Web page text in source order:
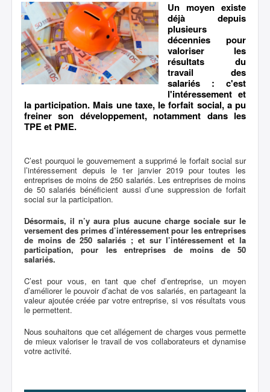
Un moyen existe
déjà depuis
plusieurs
décennies pour
valoriser les
résultats du
travail des
salariés : c'est
l'intéressement et
la participation. Mais une taxe, le forfait social, a pu
freiner son développement, notamment dans les
TPE et PME.
C’est pourquoi le gouvernement a supprimé le forfait social sur
l’intéressement depuis le 1er janvier 2019 pour toutes les
entreprises de moins de 250 salariés. Les entreprises de moins
de 50 salariés bénéficient aussi d’une suppression de forfait
social sur la participation.
Désormais, il n’y aura plus aucune charge sociale sur le
versement des primes d’intéressement pour les entreprises
de moins de 250 salariés ; et sur l’intéressement et la
participation, pour les entreprises de moins de 50
salariés.
C’est pour vous, en tant que chef d’entreprise, un moyen
d’améliorer le pouvoir d’achat de vos salariés, en partageant la
valeur ajoutée créée par votre entreprise, si vos résultats vous
le permettent.
Nous souhaitons que cet allégement de charges vous permette
de mieux valoriser le travail de vos collaborateurs et dynamise
votre activité.